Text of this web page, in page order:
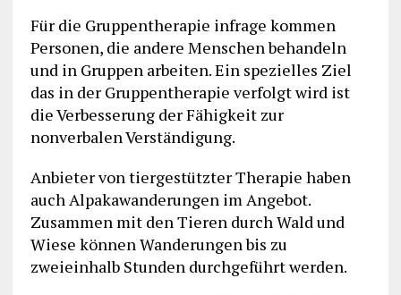
Für die Gruppentherapie infrage kommen
Personen, die andere Menschen behandeln
und in Gruppen arbeiten. Ein spezielles Ziel
das in der Gruppentherapie verfolgt wird ist
die Verbesserung der Fähigkeit zur
nonverbalen Verständigung.
Anbieter von tiergestützter Therapie haben
auch Alpakawanderungen im Angebot.
Zusammen mit den Tieren durch Wald und
Wiese können Wanderungen bis zu
zweieinhalb Stunden durchgeführt werden.